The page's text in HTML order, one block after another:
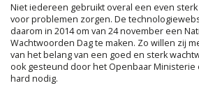
Niet iedereen gebruikt overal een even sterk
voor problemen zorgen. De
daarom in 2014 om van 24 november een
Wachtwoorden Dag te maken. Zo willen zij
van het belang van een goed en sterk
ook gesteund door het Openbaar Ministerie
hard nodig.